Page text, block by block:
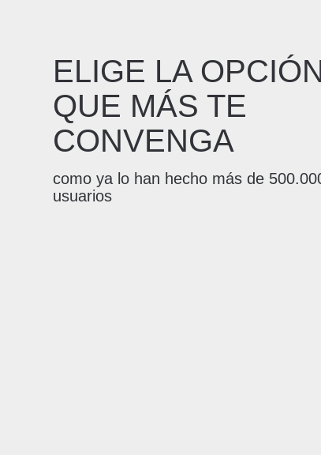
ELIGE LA
QUE MÁS TE
CONVENGA
como ya lo han hecho más de
usuarios